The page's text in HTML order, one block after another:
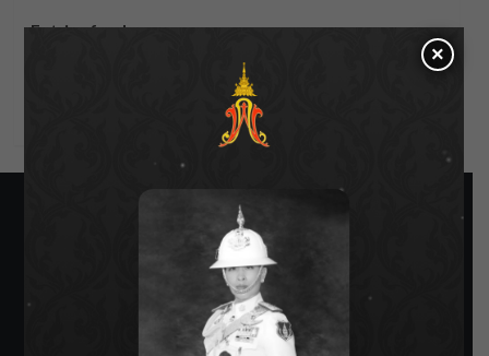
Entries feed
×